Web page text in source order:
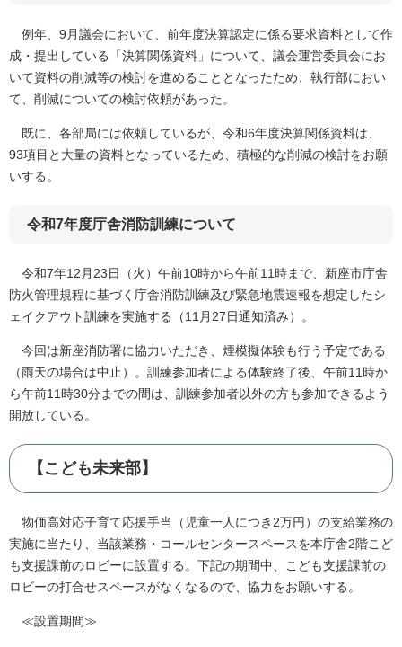
例年、9月議会において、前年度決算認定に係る要求資料として作
成・提出している「決算関係資料」について、議会運営委員会にお
いて資料の削減等の検討を進めることとなったため、執行部におい
て、削減についての検討依頼があった。
既に、各部局には依頼しているが、令和6年度決算関係資料は、
93項目と大量の資料となっているため、積極的な削減の検討をお願
いする。​
令和7年度庁舎消防訓練について
令和7年12月23日（火）午前10時から午前11時まで、新座市庁舎
防火管理規程に基づく庁舎消防訓練及び緊急地震速報を想定したシ
ェイクアウト訓練を実施する（11月27日通知済み）。
今回は新座消防署に協力いただき、煙模擬体験も行う予定である
（雨天の場合は中止）。訓練参加者による体験終了後、午前11時か
ら午前11時30分までの間は、訓練参加者以外の方も参加できるよう
開放している。
【こども未来部】
物価高対応子育て応援手当（児童一人につき2万円）の支給業務の
実施に当たり、当該業務・コールセンタースペースを本庁舎2階こど
も支援課前のロビーに設置する。下記の期間中、こども支援課前の
ロビーの打合せスペースがなくなるので、協力をお願いする。
≪設置期間≫